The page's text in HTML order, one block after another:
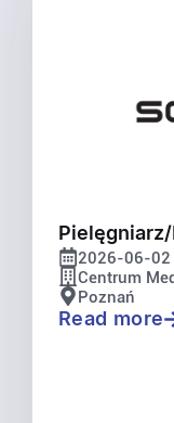
2026-06-02
Centrum
Poznań
Read more